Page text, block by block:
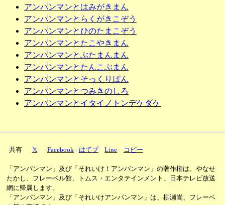
アンパンマンとはみがきまん
アンパンマンとらくがきこぞう
アンパンマンとひのたまこぞう
アンパンマンとたこやきまん
アンパンマンとぶたまんまん
アンパンマンとたんこぶまん
アンパンマンとそっくりぱん
アンパンマンとつみきのしろ
アンパンマンとイタイノトンデケダケ
共有 𝕏 Facebook はてブ Line コピー
「アンパンマン」及び「それいけ！アンパンマン」の著作権は、やなせ
たかし、フレーベル館、トムス・エンタテインメント、日本テレビ放送
網に帰属します。
「アンパンマン」及び「それいけアンパンマン」は、柳瀬嵩、フレーベ